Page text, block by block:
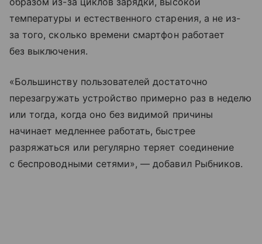
температуры и естественного старения, а не из-
за того, сколько времени смартфон работает
без выключения.
«Большинству пользователей достаточно
перезагружать устройство примерно раз в неделю
или тогда, когда оно без видимой причины
начинает медленнее работать, быстрее
разряжаться или регулярно теряет соединение
с беспроводными сетями», — добавил Рыбников.